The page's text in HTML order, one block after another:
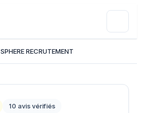
SPHERE RECRUTEMENT
10 avis vérifiés